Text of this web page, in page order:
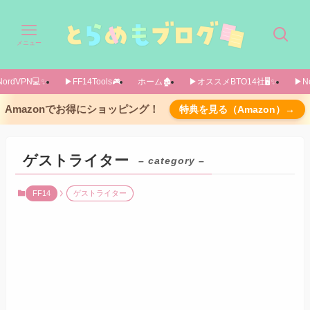
メニュー
▶FF14Tools🎮️ ホーム🏚️ ▶オススメBTO14社🖥️✨️
Amazonでお得にショッピング！ 特典を見る（Amazon）→
ゲストライター – category –
FF14 ゲストライター